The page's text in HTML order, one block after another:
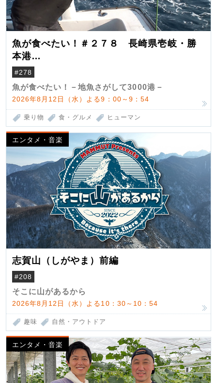
魚が食べたい！＃２７８ 長崎県壱岐・勝
本港
（クロマグロ）
#278
魚が食べたい！－地魚さがして3000港－
2026年8月12日（水）よる9：00～9：54
乗り物 食・グルメ ヒューマン
エンタメ・音楽
志賀山（しがやま）前編
#208
そこに山があるから
2026年8月12日（水）よる10：30～10：54
趣味 自然・アウトドア
エンタメ・音楽